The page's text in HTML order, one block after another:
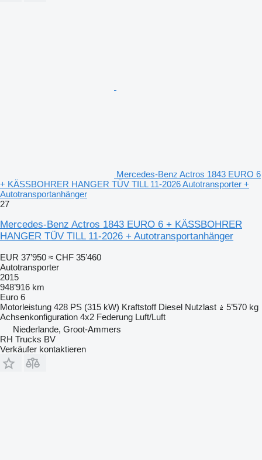
Mercedes-Benz Actros 1843 EURO 6
+ KÄSSBOHRER HANGER TÜV TILL 11-2026 Autotransporter +
Autotransportanhänger
27
Mercedes-Benz Actros 1843 EURO 6 + KÄSSBOHRER
HANGER TÜV TILL 11-2026 + Autotransportanhänger
EUR 37’950 ≈ CHF 35’460
Autotransporter
2015
948’916 km
Euro 6
Motorleistung 428 PS (315 kW) Kraftstoff Diesel Nutzlast
5’570 kg
Achsenkonfiguration 4x2 Federung Luft/Luft
Niederlande, Groot-Ammers
RH Trucks BV
Verkäufer kontaktieren